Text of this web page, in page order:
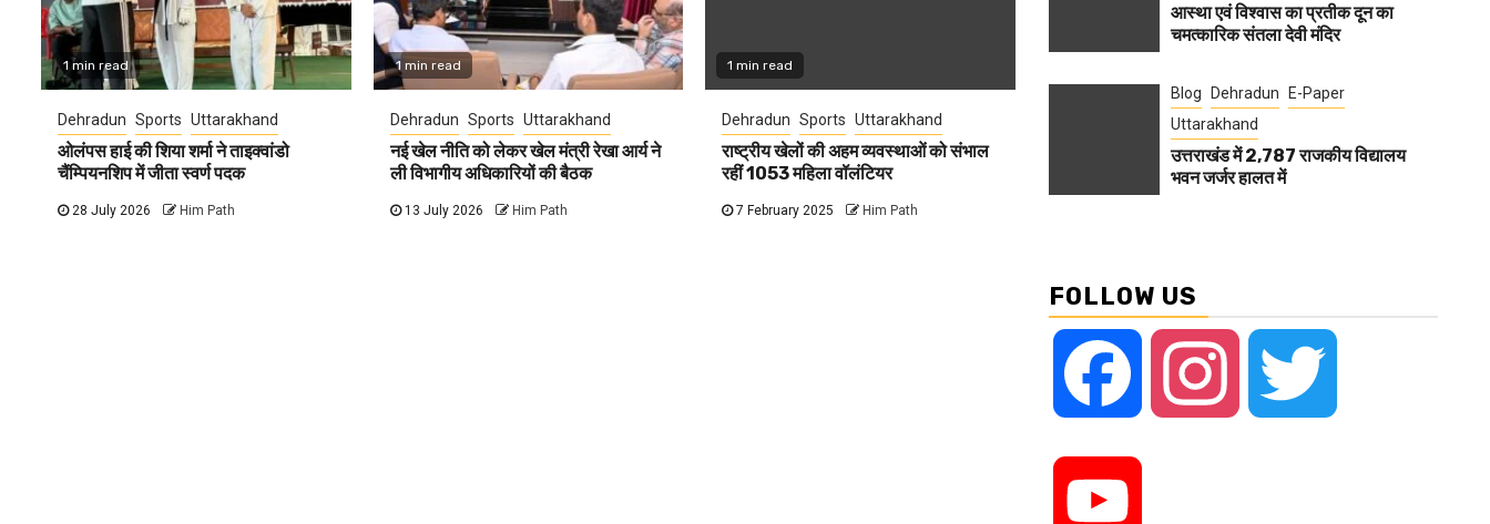
1 min read
Dehradun Sports Uttarakhand
ओलंपस हाई की शिया शर्मा ने ताइक्वांडो
चैंम्पियनशिप में जीता स्वर्ण पदक
28 July 2026 Him Path
1 min read
Dehradun Sports Uttarakhand
नई खेल नीति को लेकर खेल मंत्री रेखा आर्य ने
ली विभागीय अधिकारियों की बैठक
13 July 2026 Him Path
1 min read
Dehradun Sports Uttarakhand
राष्ट्रीय खेलों की अहम व्यवस्थाओं को संभाल
रहीं 1053 महिला वॉलंटियर
7 February 2025 Him Path
आस्था एवं विश्वास का प्रतीक दून का
चमत्कारिक संतला देवी मंदिर
Blog Dehradun
E-Paper
Uttarakhand
उत्तराखंड में 2,787 राजकीय विद्यालय
भवन जर्जर हालत में
FOLLOW US
Facebook Instagram